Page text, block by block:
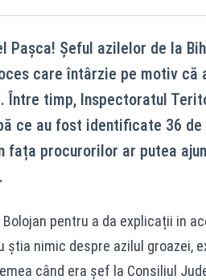
Pașca! Șeful azilelor de la
care întârzie pe motiv că
Între timp, Inspectoratul
ce au fost identificate 36
fața procurorilor ar putea
pentru a da explicații in
știa nimic despre azilul groazei,
când era șef la Consiliul